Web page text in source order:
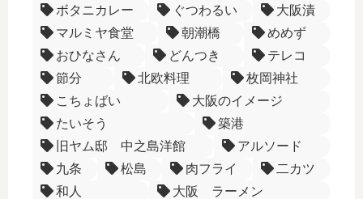
ボタニカレー
ぐつわるい
大阪漬
マルミヤ食堂
朝潮橋
めめず
おひなさん
どんつき
テレコ
節分
北欧料理
枚岡神社
こちょばい
大阪のイメージ
たいそう
築港
旧ヤム邸 中之島洋館
アルソード
九条
松島 肉フライ
二カツ
和人
大阪 ラーメン